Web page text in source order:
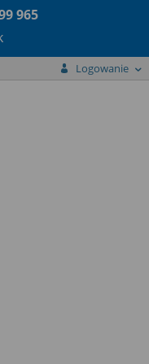
965
Logowanie